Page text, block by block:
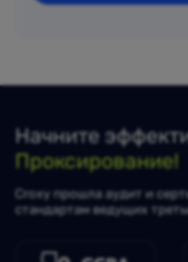
Начните
Проксирование!
Croxy прошла аудит и
стандартам ведущих